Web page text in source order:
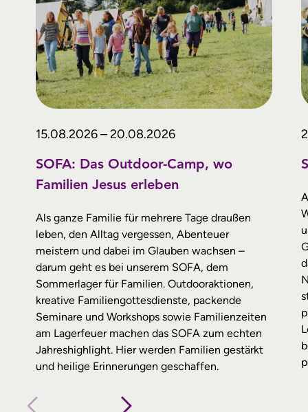
15.08.2026 – 20.08.2026
SOFA: Das Outdoor-Camp, wo
Familien Jesus erleben
Als ganze Familie für mehrere Tage draußen
leben, den Alltag vergessen, Abenteuer
meistern und dabei im Glauben wachsen –
darum geht es bei unserem SOFA, dem
Sommerlager für Familien. Outdooraktionen,
kreative Familiengottesdienste, packende
Seminare und Workshops sowie Familienzeiten
am Lagerfeuer machen das SOFA zum echten
Jahreshighlight. Hier werden Familien gestärkt
und heilige Erinnerungen geschaffen.